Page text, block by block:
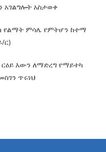
አገልግሎት አስታወቀ
የልማት ምሳሌ የምትሆን ከተማ
ር)
ርዕይ እውን ለማድረግ የማይተካ
ጥሩነህ